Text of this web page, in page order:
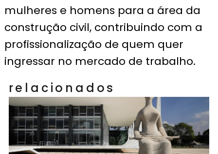
mulheres e homens para a área da
construção civil, contribuindo com a
profissionalização de quem quer
ingressar no mercado de trabalho.
relacionados